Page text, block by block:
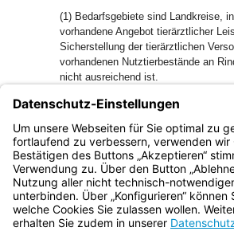
(1) Bedarfsgebiete sind Landkreise,
vorhandene Angebot tierärztlicher
Sicherstellung der tierärztlichen
vorhandenen Nutztierbestände an
nicht ausreichend ist.
(2) Bedarfsgebiete werden jährlich,
Kalenderjahres und erstmalig für das
vom Landesamt ermittelt und im
Ministerialblatt veröffentlicht.
Bayern.de
BayernPortal